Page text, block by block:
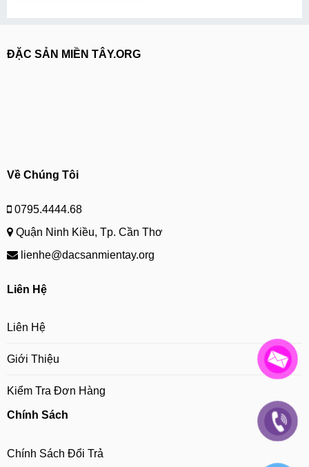
ĐẶC SẢN MIỀN TÂY.ORG
Về Chúng Tôi
0795.4444.68
Quận Ninh Kiều, Tp. Cần Thơ
lienhe@dacsanmientay.org
Liên Hệ
Liên Hệ
Giới Thiệu
Kiểm Tra Đơn Hàng
Chính Sách
Chính Sách Đổi Trả